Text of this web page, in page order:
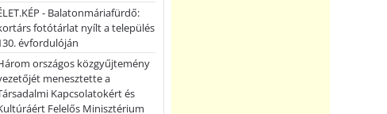
- Balatonmáriafürdő:
fotótárlat nyílt a település
évfordulóján
országos közgyűjtemény
menesztette a
Kapcsolatokért és
Felelős Minisztérium